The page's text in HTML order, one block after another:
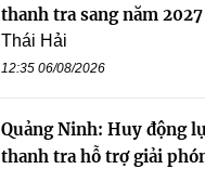
thanh tra sang năm 2027
Thái Hải
12:35 06/08/2026
Quảng Ninh: Huy động
thanh tra hỗ trợ giải